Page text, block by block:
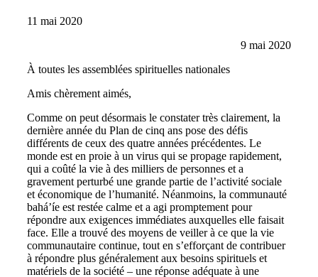
11 mai 2020
9 mai 2020
À toutes les assemblées spirituelles nationales
Amis chèrement aimés,
Comme on peut désormais le constater très clairement, la
dernière année du Plan de cinq ans pose des défis
différents de ceux des quatre années précédentes. Le
monde est en proie à un virus qui se propage rapidement,
qui a coûté la vie à des milliers de personnes et a
gravement perturbé une grande partie de l’activité sociale
et économique de l’humanité. Néanmoins, la communauté
bahá’íe est restée calme et a agi promptement pour
répondre aux exigences immédiates auxquelles elle faisait
face. Elle a trouvé des moyens de veiller à ce que la vie
communautaire continue, tout en s’efforçant de contribuer
à répondre plus généralement aux besoins spirituels et
matériels de la société – une réponse adéquate à une